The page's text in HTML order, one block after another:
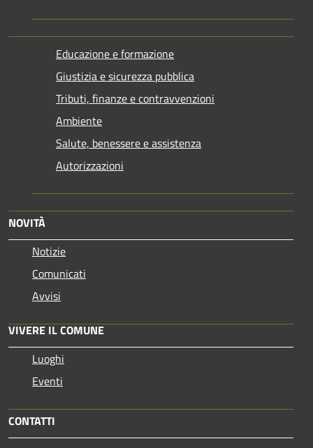
Educazione e formazione
Giustizia e sicurezza pubblica
Tributi, finanze e contravvenzioni
Ambiente
Salute, benessere e assistenza
Autorizzazioni
NOVITÀ
Notizie
Comunicati
Avvisi
VIVERE IL COMUNE
Luoghi
Eventi
CONTATTI